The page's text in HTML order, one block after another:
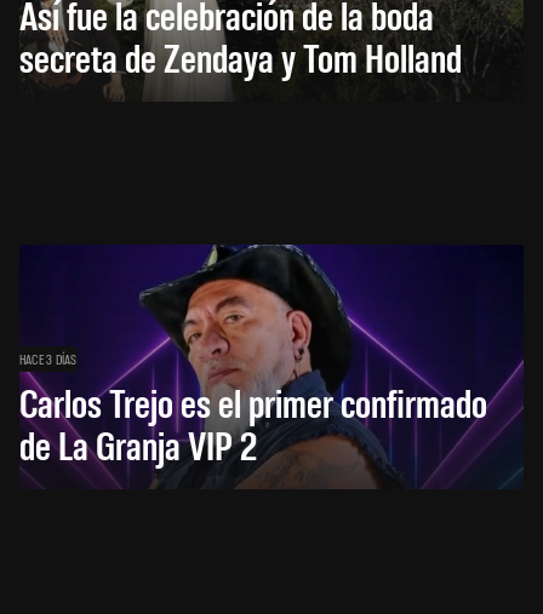
Así fue la celebración de la boda
secreta de Zendaya y Tom Holland
HACE 3 DÍAS
Carlos Trejo es el primer confirmado
de La Granja VIP 2